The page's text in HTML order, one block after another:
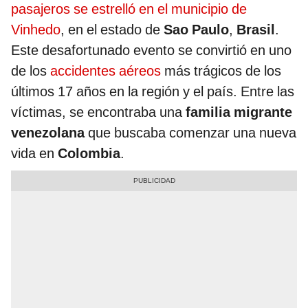
pasajeros se estrelló en el municipio de
Vinhedo, en el estado de Sao Paulo, Brasil.
Este desafortunado evento se convirtió en uno
de los accidentes aéreos más trágicos de los
últimos 17 años en la región y el país. Entre las
víctimas, se encontraba unafamilia migrante
venezolanaque buscaba comenzar una nueva
vida en Colombia.